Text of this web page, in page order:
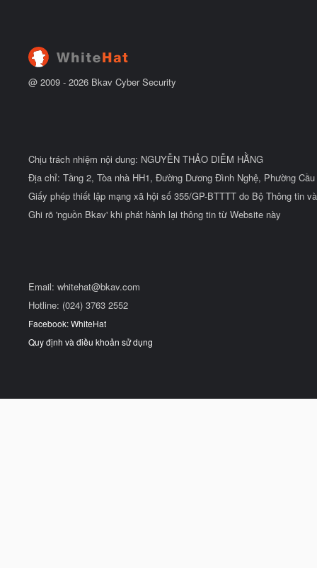
@ 2009 - 2026 Bkav Cyber Security
Chịu trách nhiệm nội dung: NGUYỄN THẢO DIỄM HẰNG
Địa chỉ: Tầng 2, Tòa nhà HH1, Đường Dương Đình Nghệ, Phường
Giấy phép thiết lập mạng xã hội số 355/GP-BTTTT do Bộ Thông tin
Ghi rõ 'nguồn Bkav' khi phát hành lại thông tin từ Website này
Email: whitehat@bkav.com
Hotline: (024) 3763 2552
Facebook: WhiteHat
Quy định và điều khoản sử dụng